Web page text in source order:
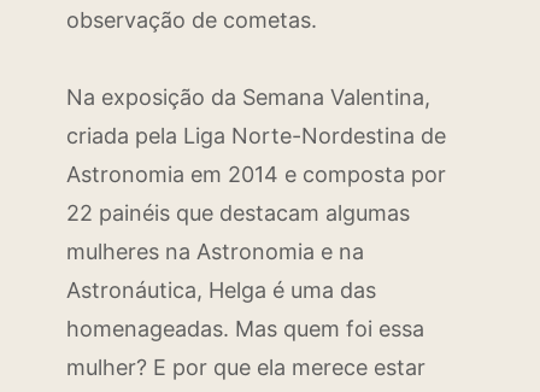
observação de cometas.
Na exposição da Semana Valentina,
criada pela Liga Norte-Nordestina de
Astronomia em 2014 e composta por
22 painéis que destacam algumas
mulheres na Astronomia e na
Astronáutica, Helga é uma das
homenageadas. Mas quem foi essa
mulher? E por que ela merece estar